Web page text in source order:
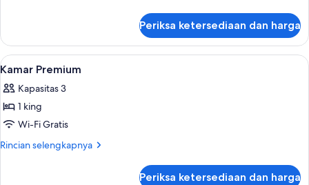
Kamar
Deluks,
pemandangan
Periksa ketersediaan dan harga
Lihat
semua
foto
untuk
Kamar
Premium
Seprai premium, tempat tidur Select
5
Kamar Premium
Kapasitas 3
1 king
Wi-Fi Gratis
Rincian selengkapnya
Rincian
Periksa ketersediaan dan harga